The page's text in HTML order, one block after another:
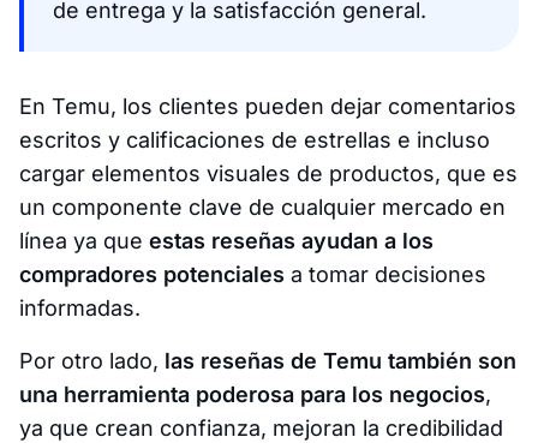
de entrega y la satisfacción general.
En Temu, los clientes pueden dejar comentarios
escritos y calificaciones de estrellas e incluso
cargar elementos visuales de productos, que es
un componente clave de cualquier mercado en
línea ya que estas reseñas ayudan a los
compradores potenciales a tomar decisiones
informadas.
Por otro lado, las reseñas de Temu también son
una herramienta poderosa para los negocios,
ya que crean confianza, mejoran la credibilidad